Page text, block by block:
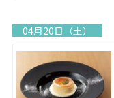
04月20日（土）